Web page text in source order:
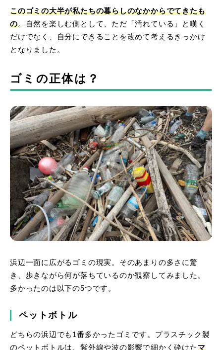
このゴミの大半が私たちの暮らしのなかからでてきたも
の。自然を楽しむ側として、ただ「汚れている」と嘆く
だけでなく、自分にできることを改めて考えるきっかけ
となりました。
ゴミの正体は？
浜辺一面に広がるゴミの現実。そのあまりの多さに驚
き、歩きながら何が落ちているのか観察してみました。
多かったのは以下の5つです。
ペットボトル
どちらの浜辺でも1番多かったゴミです。プラスチック製
のペットボトルは、紫外線や波の影響で細かく砕けたマ